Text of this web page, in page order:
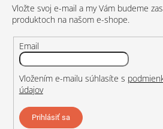
Vložte svoj e-mail a my Vám budeme
produktoch na našom e-shope.
Email
Vložením e-mailu súhlasíte s
údajov
Prihlásiť sa